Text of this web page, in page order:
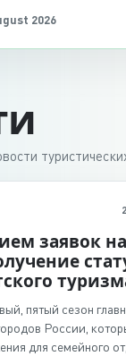
2026
заявок на
пятый сезон
России,
для семейного